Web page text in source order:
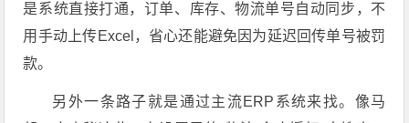
是系统直接打通，订单、库存、物流单号自动同步，不
用手动上传Excel，省心还能避免因为延迟回传单号被罚
款。
另外一条路子就是通过主流ERP系统来找。像马